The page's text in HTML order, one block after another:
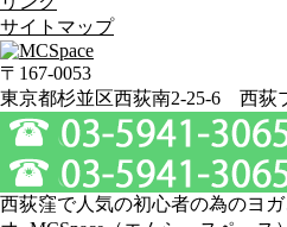
サイトマップ
〒167-0053
東京都杉並区西荻南2-25-6 西荻
西荻窪で人気の初心者の為のヨ